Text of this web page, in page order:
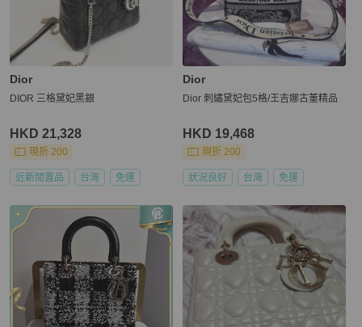
Dior
DIOR 三格黛妃黑銀
HKD 21,328
現折 200
近新閒置品 台灣 免運
Dior
Dior 刺繡黛妃包5格/王吉娜古董精品
HKD 19,468
現折 200
狀況良好 台灣 免運